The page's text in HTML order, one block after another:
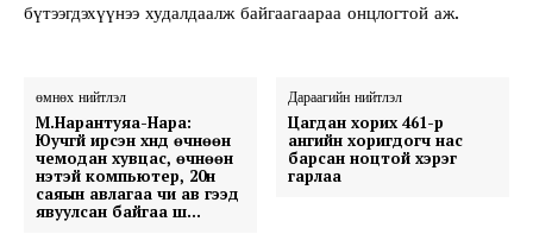
бүтээгдэхүүнээ худалдаалж байгаагаараа онцлогтой аж.
өмнөх нийтлэл
М.Нарантуяа-Нара:
Юучгүй ирсэн хүнд өчнөөн
чемодан хувцас, өчнөөн
үнэтэй компьютер, 20н
саяын авлагаа чи ав гээд
явуулсан байгаа шүү…
Дараагийн нийтлэл
Цагдан хорих 461-р
ангийн хоригдогч нас
барсан ноцтой хэрэг
гарлаа